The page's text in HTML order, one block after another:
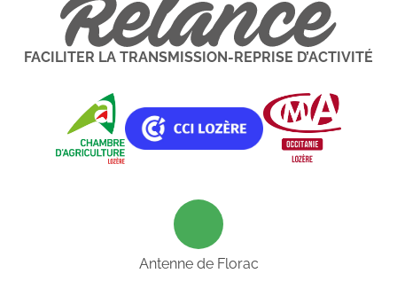
FACILITER LA TRANSMISSION-REPRISE D’ACTIVITÉ
Antenne de Florac